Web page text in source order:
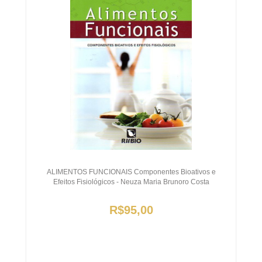
ALIMENTOS FUNCIONAIS Componentes Bioativos e
Efeitos Fisiológicos - Neuza Maria Brunoro Costa
R$95,00